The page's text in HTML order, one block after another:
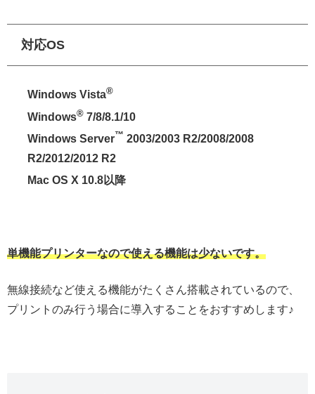
対応OS
Windows Vista®
Windows® 7/8/8.1/10
Windows Server™ 2003/2003 R2/2008/2008
R2/2012/2012 R2
Mac OS X 10.8以降
単機能プリンターなので使える機能は少ないです。
無線接続など使える機能がたくさん搭載されているので、
プリントのみ行う場合に導入することをおすすめします♪